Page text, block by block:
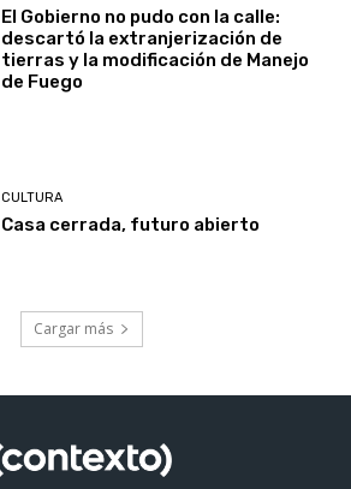
El Gobierno no pudo con la calle:
descartó la extranjerización de
tierras y la modificación de Manejo
de Fuego
CULTURA
Casa cerrada, futuro abierto
Cargar más